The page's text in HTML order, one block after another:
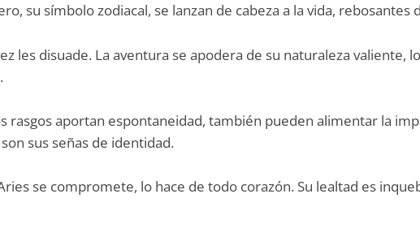
su símbolo zodiacal, se lanzan de cabeza a la vida, rebosantes
les disuade. La aventura se apodera de su naturaleza valiente,
rasgos aportan espontaneidad, también pueden alimentar la
sus señas de identidad.
se compromete, lo hace de todo corazón. Su lealtad es